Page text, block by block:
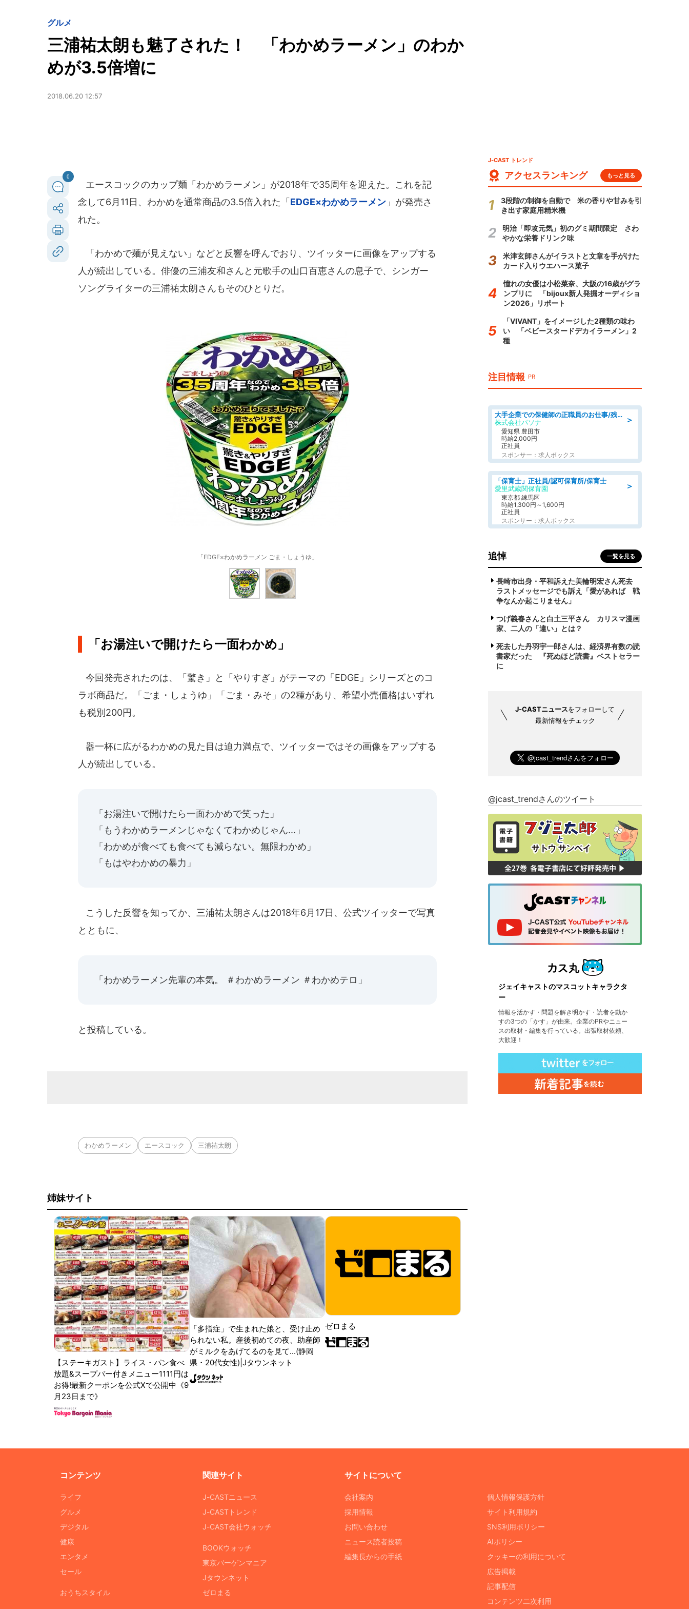
グルメ
三浦祐太朗も魅了された！ 「わかめラーメン」のわか
めが3.5倍増に
2018.06.20 12:57
0
エースコックのカップ麺「わかめラーメン」が2018年で35周年を迎えた。これを記
念して6月11日、わかめを通常商品の3.5倍入れた「 EDGE×わかめラーメン 」が発売さ
れた。
「わかめで麺が見えない」などと反響を呼んでおり、ツイッターに画像をアップする
人が続出している。俳優の三浦友和さんと元歌手の山口百恵さんの息子で、シンガー
ソングライターの三浦祐太朗さんもそのひとりだ。
「EDGE×わかめラーメン ごま・しょうゆ」
「お湯注いで開けたら一面わかめ」
今回発売されたのは、「驚き」と「やりすぎ」がテーマの「EDGE」シリーズとのコ
ラボ商品だ。「ごま・しょうゆ」「ごま・みそ」の2種があり、希望小売価格はいずれ
も税別200円。
器一杯に広がるわかめの見た目は迫力満点で、ツイッターではその画像をアップする
人が続出している。
「お湯注いで開けたら一面わかめで笑った」
「もうわかめラーメンじゃなくてわかめじゃん...」
「わかめが食べても食べても減らない。無限わかめ」
「もはやわかめの暴力」
こうした反響を知ってか、三浦祐太朗さんは2018年6月17日、公式ツイッターで写真
とともに、
「わかめラーメン先輩の本気。 ＃わかめラーメン ＃わかめテロ」
と投稿している。
わかめラーメン エースコック 三浦祐太朗
姉妹サイト
【ステーキガスト】ライス・パン食べ
放題&スープバー付きメニュー1111円は
お得!最新クーポンを公式Xで公開中《9
月23日まで》
「多指症」で生まれた娘と、受け止め
られない私。産後初めての夜、助産師
がミルクをあげてるのを見て...(静岡
県・20代女性)|Jタウンネット
ゼロまる
J-CAST トレンド
アクセスランキング もっと見る
3段階の制御を自動で 米の香りや甘みを引
き出す家庭用精米機
明治「即攻元気」初のグミ期間限定 さわ
やかな栄養ドリンク味
米津玄師さんがイラストと文章を手がけた
カード入りウエハース菓子
憧れの女優は小松菜奈、大阪の16歳がグラ
ンプリに 「bijoux新人発掘オーディショ
ン2026」リポート
「VIVANT」をイメージした2種類の味わ
い 「ベビースタードデカイラーメン」2
種
注目情報 PR
＞
大手企業での保健師の正職員のお仕事/残業なし/要資格:保健師
株式会社パソナ
愛知県 豊田市
時給2,000円
正社員
スポンサー：求人ボックス
＞
「保育士」正社員/認可保育所/保育士
愛里武蔵関保育園
東京都 練馬区
時給1,300円～1,600円
正社員
スポンサー：求人ボックス
追悼 一覧を見る
長崎市出身・平和訴えた美輪明宏さん死去
ラストメッセージでも訴え「愛があれば 戦
争なんか起こりません」
つげ義春さんと白土三平さん カリスマ漫画
家、二人の「違い」とは？
死去した丹羽宇一郎さんは、経済界有数の読
書家だった 『死ぬほど読書』ベストセラー
に
J-CASTニュースをフォローして
最新情報をチェック
@jcast_trendさんのツイート
ジェイキャストのマスコットキャラクタ
ー
情報を活かす・問題を解き明かす・読者を動か
すの3つの「かす」が由来。企業のPRやニュー
スの取材・編集を行っている。出張取材依頼、
大歓迎！
コンテンツ
ライフ
グルメ
デジタル
健康
エンタメ
セール
おうちスタイル
関連サイト
J-CASTニュース
J-CASTトレンド
J-CAST会社ウォッチ
BOOKウォッチ
東京バーゲンマニア
Jタウンネット
ゼロまる
サイトについて
会社案内
採用情報
お問い合わせ
ニュース読者投稿
編集長からの手紙
個人情報保護方針
サイト利用規約
SNS利用ポリシー
AIポリシー
クッキーの利用について
広告掲載
記事配信
コンテンツ二次利用